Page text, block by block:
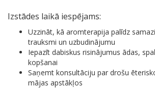
Izstādes laikā iespējams:
Uzzināt, kā aromterapija palīdz
trauksmi un uzbudinājumu
Iepazīt dabiskus risinājumus ādas,
kopšanai
Saņemt konsultāciju par drošu
mājas apstākļos